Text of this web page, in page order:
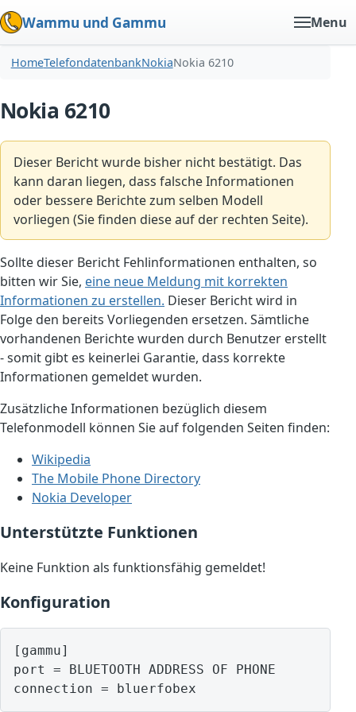
Wammu und Gammu Menu
HomeTelefondatenbankNokiaNokia 6210
Nokia 6210
Dieser Bericht wurde bisher nicht bestätigt. Das
kann daran liegen, dass falsche Informationen
oder bessere Berichte zum selben Modell
vorliegen (Sie finden diese auf der rechten Seite).
Sollte dieser Bericht Fehlinformationen enthalten, so
bitten wir Sie, eine neue Meldung mit korrekten
Informationen zu erstellen. Dieser Bericht wird in
Folge den bereits Vorliegenden ersetzen. Sämtliche
vorhandenen Berichte wurden durch Benutzer erstellt
- somit gibt es keinerlei Garantie, dass korrekte
Informationen gemeldet wurden.
Zusätzliche Informationen bezüglich diesem
Telefonmodell können Sie auf folgenden Seiten finden:
Wikipedia
The Mobile Phone Directory
Nokia Developer
Unterstützte Funktionen
Keine Funktion als funktionsfähig gemeldet!
Konfiguration
[gammu]
port = BLUETOOTH ADDRESS OF PHONE